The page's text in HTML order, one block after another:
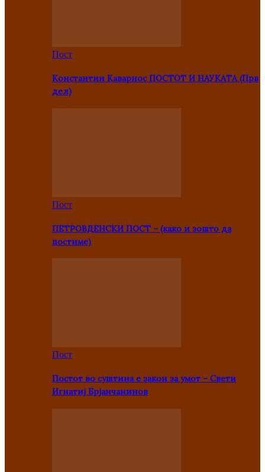
Пост
Константин Каварнос ПОСТОТ И НАУКАТА (Прв
дел)
Пост
ПЕТРОВДЕНСКИ ПОСТ – (како и зошто да
постиме)
Пост
Постот во суштина е закон за умот – Свети
Игнатиј Брјанчанинов